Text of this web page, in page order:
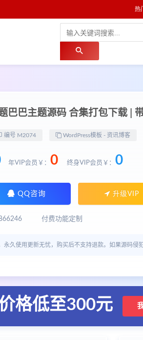
热
巴巴主题源码 合集打包下载 |
编号 M2074 WordPress模板 - 资讯博客
年VIP会员￥： 0 终身VIP会员￥： 0
QQ咨询 升级VIP
付费功能定制
久使用更新无忧，购买后不支持退款。如果源码侵
格低至300元